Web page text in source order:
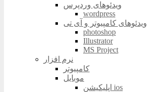
ویدئوهای وردپرس
wordpress
ویدئوهای کامپیوتر و آی تی
photoshop
Illustrator
MS Project
نرم افزار
کامپیوتر
موبایل
اپلیکیشن ios